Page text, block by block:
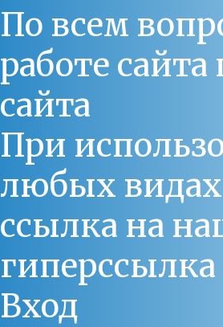
По всем
работе
сайта
При
любых
ссылка на
Вход